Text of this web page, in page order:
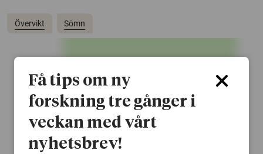
Övervikt Sömn
Få tips om ny
forskning tre gånger i
veckan med vårt
nyhetsbrev!